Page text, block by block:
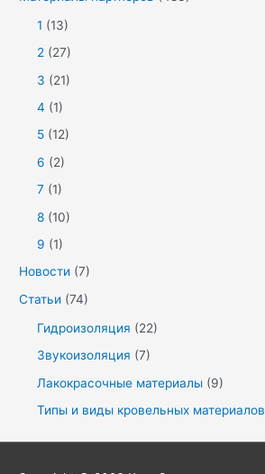
1 (13)
2 (27)
3 (21)
4 (1)
5 (12)
6 (2)
7 (1)
8 (10)
9 (1)
Новости (7)
Статьи (74)
Гидроизоляция (22)
Звукоизоляция (7)
Лакокрасочные материалы (9)
Типы и виды кровельных материалов